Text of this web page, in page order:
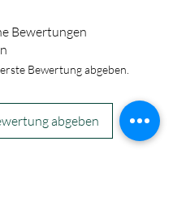
Bewertungen
Bewertung abgeben.
abgeben